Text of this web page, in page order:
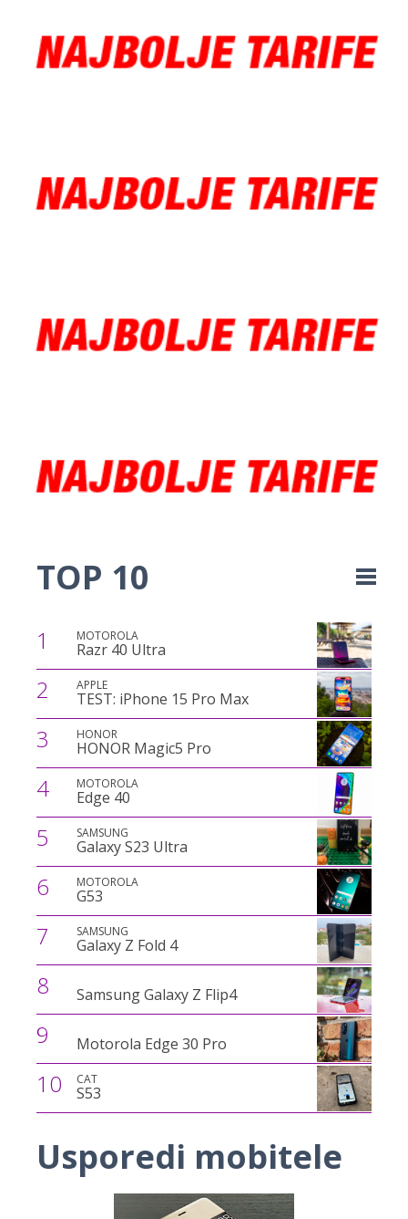
TOP 10
1 MOTOROLA
Razr 40 Ultra
2 APPLE
TEST: iPhone 15 Pro Max
3 HONOR
HONOR Magic5 Pro
4 MOTOROLA
Edge 40
5 SAMSUNG
Galaxy S23 Ultra
6 MOTOROLA
G53
7 SAMSUNG
Galaxy Z Fold 4
8 Samsung Galaxy Z Flip4
9 Motorola Edge 30 Pro
10 CAT
S53
Usporedi mobitele